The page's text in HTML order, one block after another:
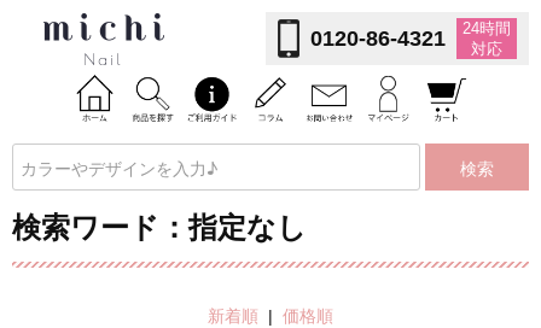
0120-86-4321
24時間
対応
検索
検索ワード：指定なし
新着順 | 価格順